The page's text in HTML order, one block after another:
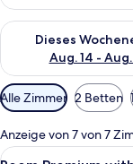
Dieses
Aug. 14 - Aug.
Überprüfe die
Verfügbare
Filter
für
Zimmer
Alle Zimmer 2 Betten
Anzeige von 7 von 7
Alle